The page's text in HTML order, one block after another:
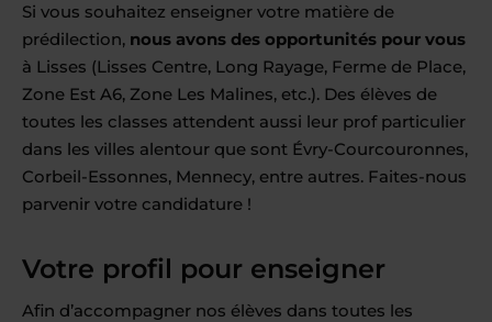
Si vous souhaitez enseigner votre matière de
prédilection, nous avons des opportunités pour vous
à Lisses (Lisses Centre, Long Rayage, Ferme de Place,
Zone Est A6, Zone Les Malines, etc.). Des élèves de
toutes les classes attendent aussi leur prof particulier
dans les villes alentour que sont Évry-Courcouronnes,
Corbeil-Essonnes, Mennecy, entre autres. Faites-nous
parvenir votre candidature !
Votre profil pour enseigner
Afin d’accompagner nos élèves dans toutes les